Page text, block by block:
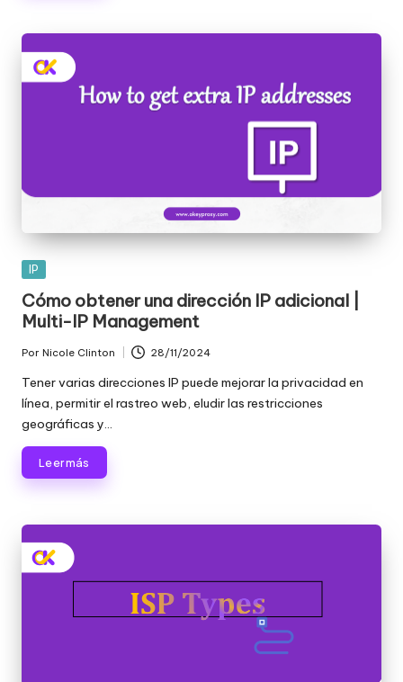
Publicada
IP
Cómo obtener una dirección IP adicional |
Multi-IP Management
Publicado
por
Por Nicole Clinton 28/11/2024
Tener varias direcciones IP puede mejorar la privacidad en
línea, permitir el rastreo web, eludir las restricciones
geográficas y...
Leer más